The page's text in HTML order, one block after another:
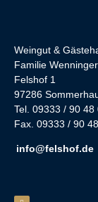
Weingut &
Familie Wenninger
Felshof 1
97286
Tel. 09333 / 90 48
Fax. 09333 / 90
info@felshof.de